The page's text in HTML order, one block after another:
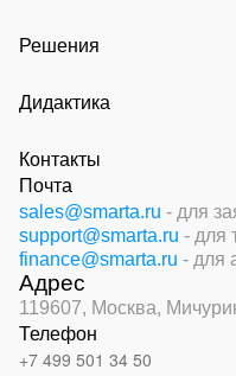
Решения
Дидактика
Контакты
Почта
sales@smarta.ru - для
support@smarta.ru - для
finance@smarta.ru - для
Адрес
119607, Москва,
Телефон
+7 499 501 34 50